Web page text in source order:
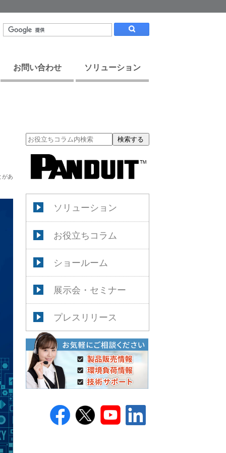
お問い合わせ ソリューション
検索する
ソリューション
お役立ちコラム
ショールーム
展示会・セミナー
プレスリリース
があ